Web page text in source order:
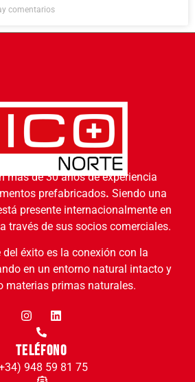
comentarios
más de 30 años de experiencia
prefabricados. Siendo una
presente internacionalmente en
través de sus socios comerciales.
del éxito es la conexión con la
en un entorno natural intacto y
materias primas naturales.
Teléfono
948 59 81 75